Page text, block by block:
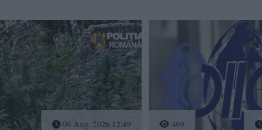
06 Aug, 2026 12:49 469